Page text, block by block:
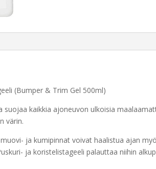
(Bumper & Trim Gel 500ml)
suojaa kaikkia ajoneuvon ulkoisia
värin.
ja kumipinnat voivat haalistua ajan
ja koristelistageeli palauttaa niihin